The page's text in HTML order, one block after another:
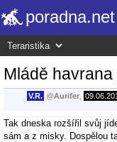
poradna.net
Mládě
V.R. @Aurifer
Tak dneska rozšířil svůj
sám a z misky. Dospělou